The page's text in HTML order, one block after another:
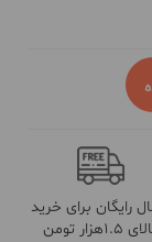
رایگان برای خرید
1.5هزار تومن